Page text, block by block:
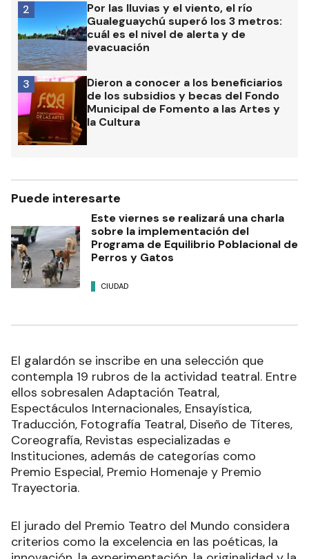
Por las lluvias y el viento, el río
Gualeguaychú superó los 3 metros:
cuál es el nivel de alerta y de
evacuación
2
Dieron a conocer a los beneficiarios
de los subsidios y becas del Fondo
Municipal de Fomento a las Artes y
la Cultura
3
Puede interesarte
Este viernes se realizará una charla
sobre la implementación del
Programa de Equilibrio Poblacional de
Perros y Gatos
CIUDAD
El galardón se inscribe en una selección que
contempla 19 rubros de la actividad teatral. Entre
ellos sobresalen Adaptación Teatral,
Espectáculos Internacionales, Ensayística,
Traducción, Fotografía Teatral, Diseño de Títeres,
Coreografía, Revistas especializadas e
Instituciones, además de categorías como
Premio Especial, Premio Homenaje y Premio
Trayectoria.
El jurado del Premio Teatro del Mundo considera
criterios como la excelencia en las poéticas, la